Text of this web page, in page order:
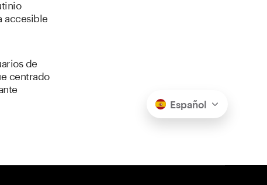
accesible
de
centrado
Español